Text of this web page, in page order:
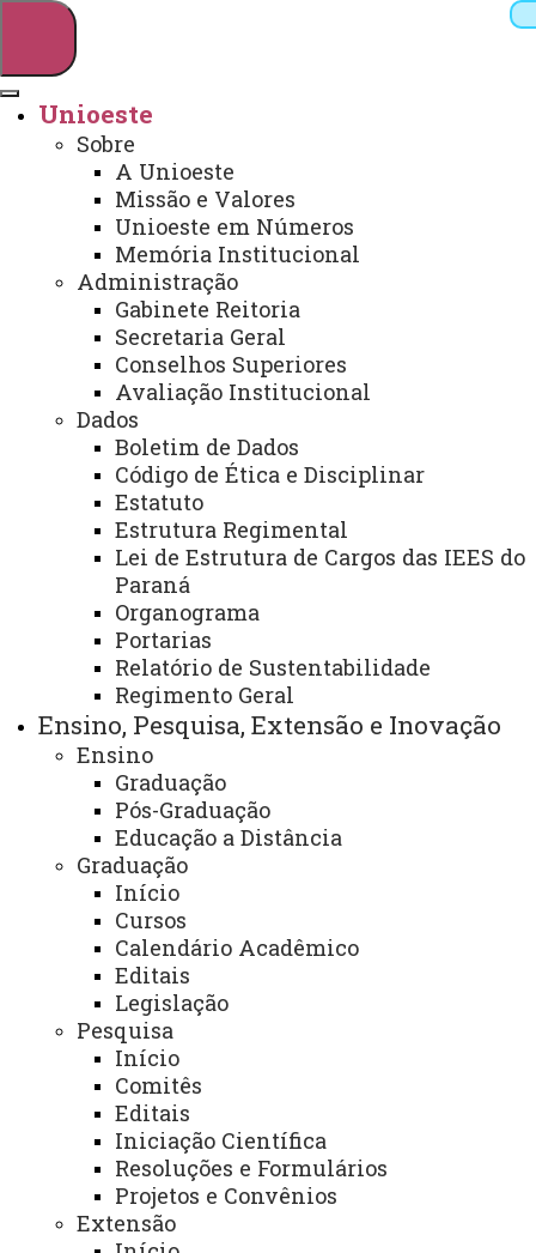
Webmail Sistemas
Telefones
Arquivo Virtual
Campus
Unioeste
Sobre
A Unioeste
Missão e Valores
Unioeste em Números
Memória Institucional
Administração
Gabinete Reitoria
Secretaria Geral
Conselhos Superiores
Avaliação Institucional
Dados
Boletim de Dados
Código de Ética e Disciplinar
Estatuto
Estrutura Regimental
Lei de Estrutura de Cargos das IEES do
Paraná
Organograma
Portarias
Relatório de Sustentabilidade
Regimento Geral
Ensino, Pesquisa, Extensão e Inovação
Ensino
Graduação
Pós-Graduação
Educação a Distância
Graduação
Início
Cursos
Calendário Acadêmico
Editais
Legislação
Pesquisa
Início
Comitês
Editais
Iniciação Científica
Resoluções e Formulários
Projetos e Convênios
Extensão
Vestibular
https://www.unioeste.br/vestibular
Vestibular
ATUALIZAÇÃO MAIS RECENTE: 12 DE MAIO DE 2025
ACESSOS: 46918
Você está aqui: Unioeste
Vestibular
Acesso Restrito (Editores do Portal)
Arquivo Virtual
Bibliotecas
Identidade Visual
Mapa do Site
Ouvidoria
Portal Office 365